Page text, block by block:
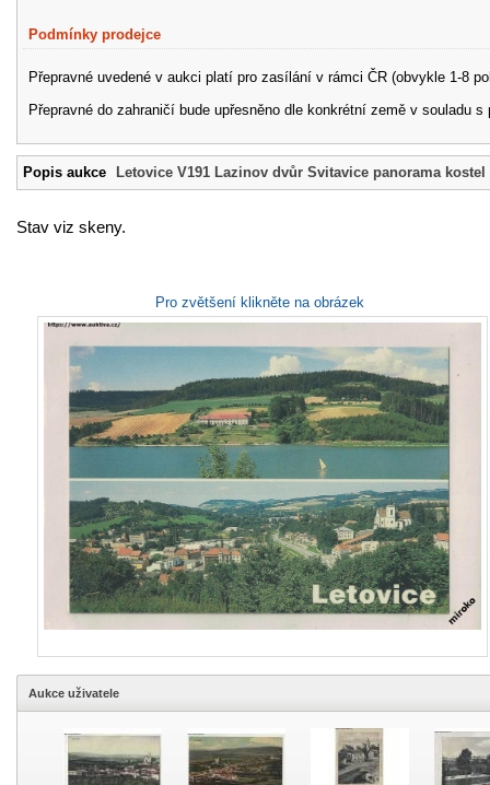
Podmínky prodejce
Přepravné uvedené v aukci platí pro zasílání v rámci ČR (obvykle 1-8
Přepravné do zahraničí bude upřesněno dle konkrétní země v souladu
Popis aukce Letovice V191 Lazinov dvůr Svitavice panorama kostel
Stav viz skeny.
Pro zvětšení klikněte na obrázek
Aukce uživatele